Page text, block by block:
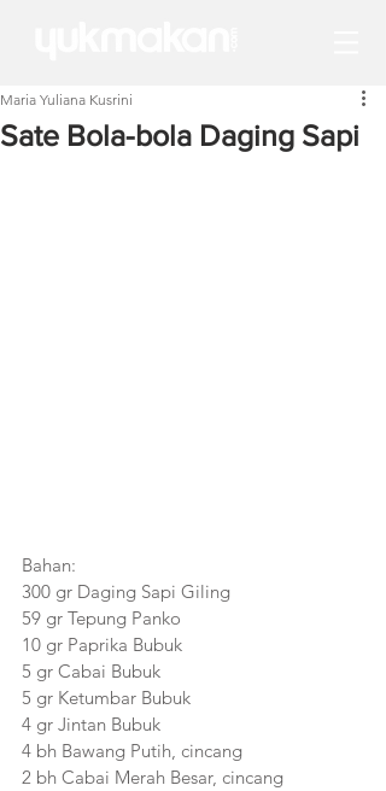
Sate Bola-bola Daging Sapi
Maria Yuliana Kusrini
Bahan:
300 gr Daging Sapi Giling
59 gr Tepung Panko
10 gr Paprika Bubuk
5 gr Cabai Bubuk
5 gr Ketumbar Bubuk
4 gr Jintan Bubuk
4 bh Bawang Putih, cincang
2 bh Cabai Merah Besar, cincang